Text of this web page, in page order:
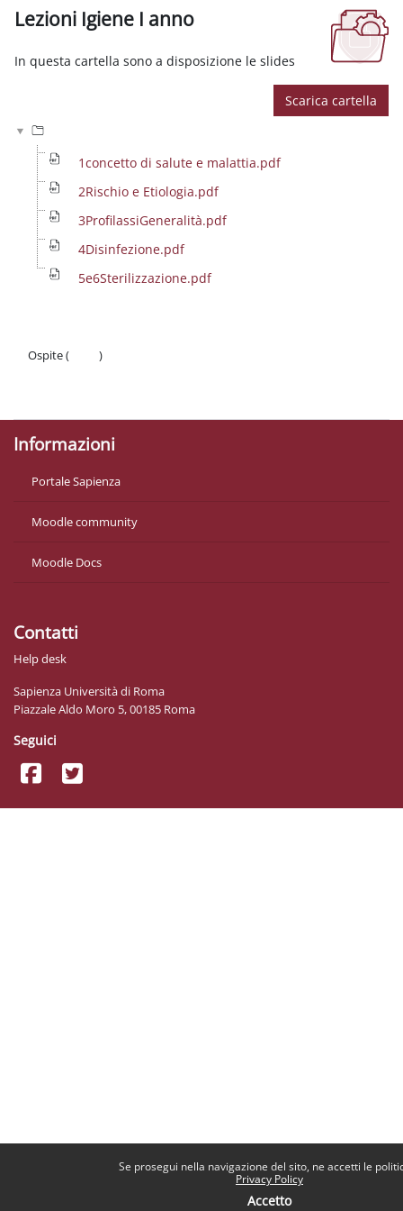
Se prosegui nella navigazione del sito, ne accetti le
Privacy Policy
Accetto
Lezioni Igiene I anno
In questa cartella sono a disposizione le slides
Scarica cartella
1concetto di salute e malattia.pdf
2Rischio e Etiologia.pdf
3ProfilassiGeneralità.pdf
4Disinfezione.pdf
5e6Sterilizzazione.pdf
Ospite (
)
Informazioni
Portale Sapienza
Moodle community
Moodle Docs
Contatti
Help desk
Sapienza Università di Roma
Piazzale Aldo Moro 5, 00185 Roma
Seguici